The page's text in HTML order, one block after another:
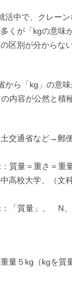
活中で、クレー
くが「kgの意味
区別が分からな
ら「kg」の意
内容が公然と積
交通省など→郵
重さ＝重量＝
校大学、（文
量」、 N、kg
量５kg（kgを質